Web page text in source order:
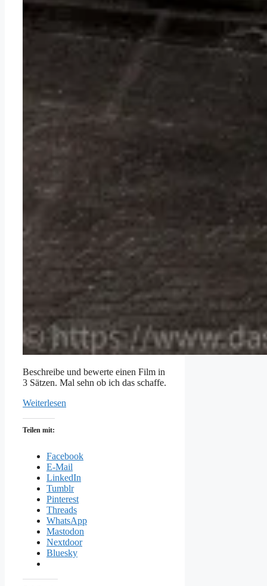
Beschreibe und bewerte einen Film in
3 Sätzen. Mal sehn ob ich das schaffe.
Weiterlesen
Teilen mit:
Facebook
E-Mail
LinkedIn
Tumblr
Pinterest
Threads
WhatsApp
Mastodon
Nextdoor
Bluesky